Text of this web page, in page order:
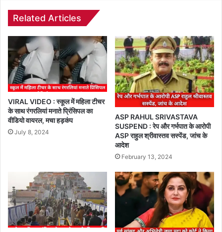
Related Articles
VIRAL VIDEO : स्कूल में महिला टीचर
के साथ रंगरलियां मनाते प्रिंसिपल का
वीडियो वायरल, मचा हड़कंप
July 8, 2024
ASP RAHUL SRIVASTAVA
SUSPEND : रेप और गर्भपात के आरोपी
ASP राहुल श्रीवास्तव सस्पेंड, जांच के
आदेश
February 13, 2024